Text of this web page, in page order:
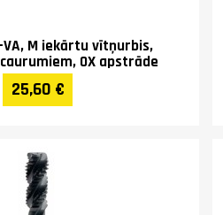
VA, M iekārtu vītņurbis,
OX apstrāde
25,60 €